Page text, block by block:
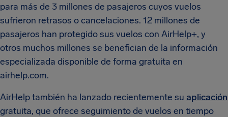
para más de 3 millones de pasajeros cuyos vuelos
sufrieron retrasos o cancelaciones. 12 millones de
pasajeros han protegido sus vuelos con AirHelp+, y
otros muchos millones se benefician de la información
especializada disponible de forma gratuita en
airhelp.com.
AirHelp también ha lanzado recientemente su aplicación
gratuita, que ofrece seguimiento de vuelos en tiempo